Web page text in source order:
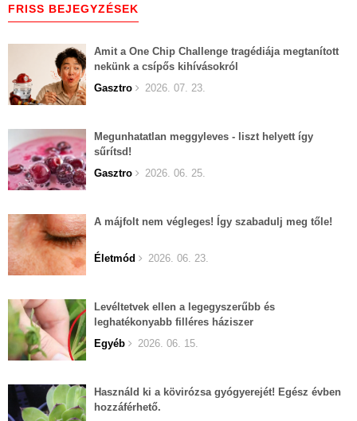
FRISS BEJEGYZÉSEK
Amit a One Chip Challenge tragédiája megtanított
nekünk a csípős kihívásokról
Gasztro
2026. 07. 23.
Megunhatatlan meggyleves - liszt helyett így
sűrítsd!
Gasztro
2026. 06. 25.
A májfolt nem végleges! Így szabadulj meg tőle!
Életmód 2026. 06. 23.
Levéltetvek ellen a legegyszerűbb és
leghatékonyabb filléres háziszer
Egyéb
2026. 06. 15.
Használd ki a kövirózsa gyógyerejét! Egész évben
hozzáférhető.